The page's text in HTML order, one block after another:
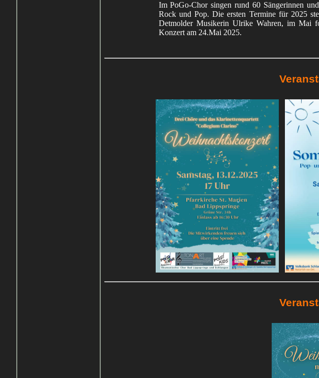
Im PoGo-Chor singen rund 60 Sängerinnen
Rock und Pop. Die ersten Termine für 2025
Detmolder Musikerin Ulrike Wahren, im Mai
Konzert am 24.Mai 2025.